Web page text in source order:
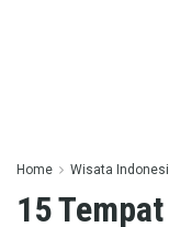
Home Wisata
15